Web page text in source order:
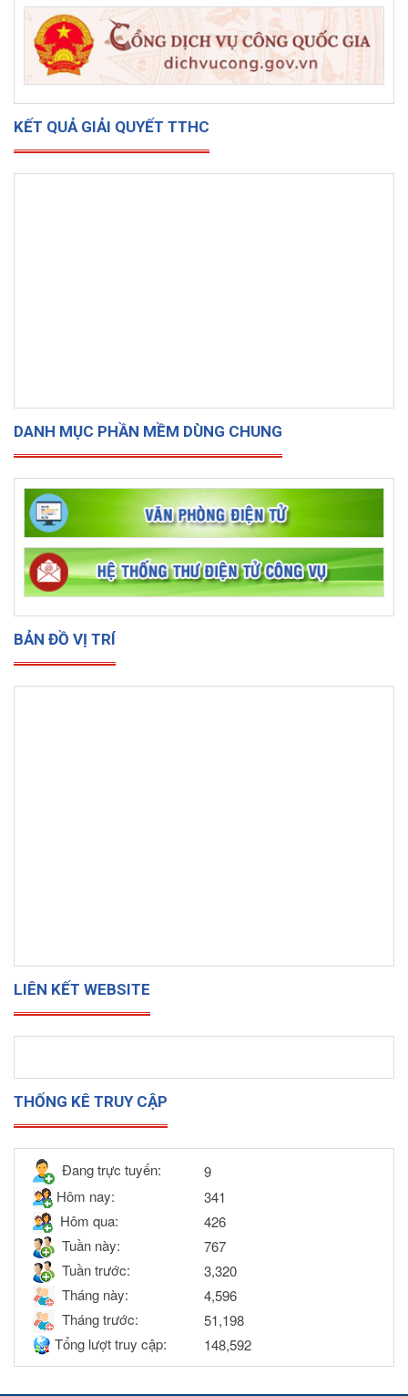
KẾT QUẢ GIẢI QUYẾT TTHC
DANH MỤC PHẦN MỀM DÙNG CHUNG
BẢN ĐỒ VỊ TRÍ
LIÊN KẾT WEBSITE
THỐNG KÊ TRUY CẬP
Đang trực tuyến:
9
Hôm nay:
341
Hôm qua:
426
Tuần này:
767
Tuần trước:
3,320
Tháng này:
4,596
Tháng trước:
51,198
Tổng lượt truy cập:
148,592